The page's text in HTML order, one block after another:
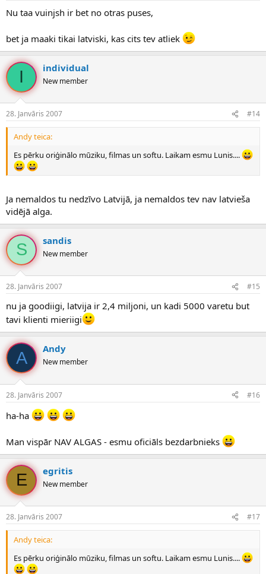
Nu taa vuinjsh ir bet no otras puses,
bet ja maaki tikai latviski, kas cits tev atliek
I individual
New member
28. Janvāris 2007 #14
Andy teica:
Es pērku oriģinālo mūziku, filmas un softu. Laikam esmu Lunis....
Ja nemaldos tu nedzīvo Latvijā, ja nemaldos tev nav latvieša
vidējā alga.
S sandis
New member
28. Janvāris 2007 #15
nu ja goodiigi, latvija ir 2,4 miljoni, un kadi 5000 varetu but
tavi klienti mieriigi
A Andy
New member
28. Janvāris 2007 #16
ha-ha
Man vispār NAV ALGAS - esmu oficiāls bezdarbnieks
E egritis
New member
28. Janvāris 2007 #17
Andy teica:
Es pērku oriģinālo mūziku, filmas un softu. Laikam esmu Lunis....